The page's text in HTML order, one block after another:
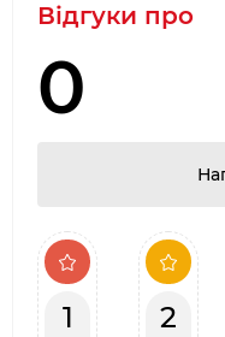
емаллю;
не
Відгуки про
0
1 2